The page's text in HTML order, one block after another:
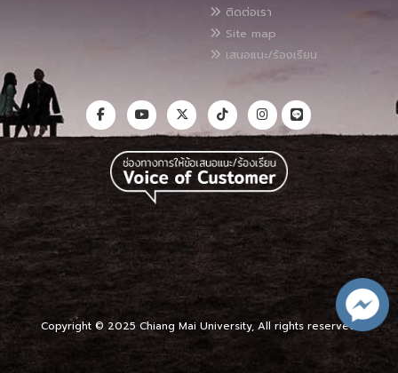
ติดต่อเรา
Site map
เสนอแนะ/ร้องเรียน
Copyright © 2025 Chiang Mai University, All rights reserved.